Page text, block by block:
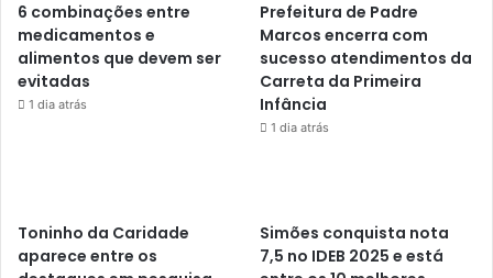
6 combinações entre
medicamentos e
alimentos que devem ser
evitadas
1 dia atrás
Prefeitura de Padre
Marcos encerra com
sucesso atendimentos da
Carreta da Primeira
Infância
1 dia atrás
Toninho da Caridade
aparece entre os
Simões conquista nota
7,5 no IDEB 2025 e está